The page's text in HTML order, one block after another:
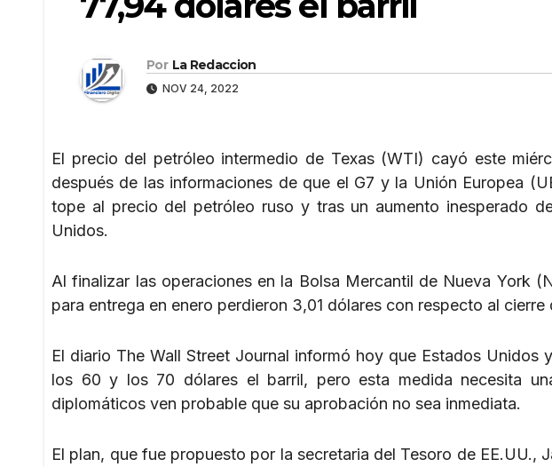
Por La Redaccion
NOV 24, 2022
El precio del petróleo intermedio de Texas (WTI) cayó este
después de las informaciones de que el G7 y la Unión Europea
tope al precio del petróleo ruso y tras un aumento inesperado
Unidos.
Al finalizar las operaciones en la Bolsa Mercantil de Nueva York
para entrega en enero perdieron 3,01 dólares con respecto al cierre
El diario The Wall Street Journal informó hoy que Estados Unidos
los 60 y los 70 dólares el barril, pero esta medida necesita
diplomáticos ven probable que su aprobación no sea inmediata.
El plan, que fue propuesto por la secretaria del Tesoro de EE.UU.,